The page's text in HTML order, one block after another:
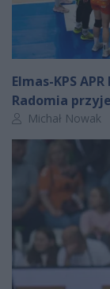
Elmas-KPS
Radomia
Autor artykułu:
Michał Nowak